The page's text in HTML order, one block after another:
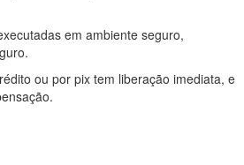
em ambiente seguro,
ou por pix tem liberação imediata, e